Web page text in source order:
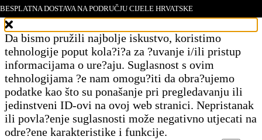
Upravljajte pristankom
Da bismo pružili najbolje iskustvo, koristimo
tehnologije poput kola?i?a za ?uvanje i/ili pristup
informacijama o ure?aju. Suglasnost s ovim
tehnologijama ?e nam omogu?iti da obra?ujemo
podatke kao što su ponašanje pri pregledavanju ili
jedinstveni ID-ovi na ovoj web stranici. Nepristanak
ili povla?enje suglasnosti može negativno utjecati na
odre?ene karakteristike i funkcije.
BESPLATNA DOSTAVA NA PODRUČJU CIJELE HRVATSKE